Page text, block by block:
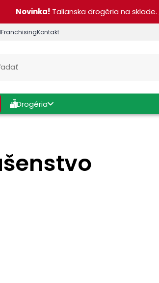
Novinka! Talianska drogéria na sklade.
FranchisingKontakt
Drogéria